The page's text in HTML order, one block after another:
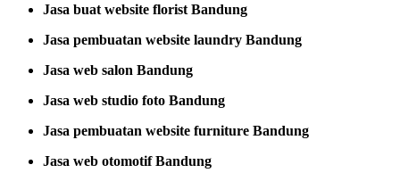
Jasa buat website florist Bandung
Jasa pembuatan website laundry Bandung
Jasa web salon Bandung
Jasa web studio foto Bandung
Jasa pembuatan website furniture Bandung
Jasa web otomotif Bandung